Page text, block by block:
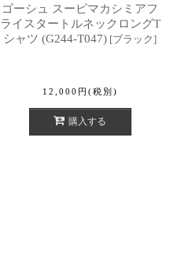
ゴーシュ スーピマカシミアフ
ライスタートルネックロングT
シャツ (G244-T047) [ブラック]
12,000 円 (税別)
購入する